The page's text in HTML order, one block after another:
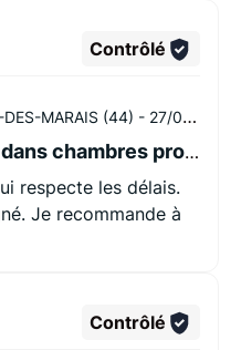
Contrôlé
DES-MARAIS (44) - 27/07/2026
Installation d'une clim dans chambres proche Herbignac
respecte les délais.
Je recommande à
Contrôlé